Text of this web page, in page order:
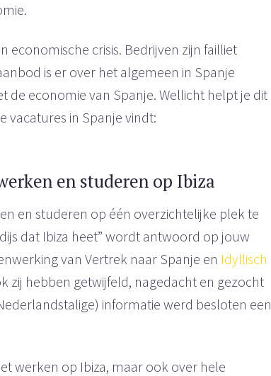
economische crisis. Bedrijven zijn failliet
is er over het algemeen in Spanje
de economie van Spanje. Wellicht helpt je dit
vacatures in Spanje vindt:
en studeren op Ibiza
en studeren op één overzichtelijke plek te
dat Ibiza heet” wordt antwoord op jouw
van Vertrek naar Spanje en Idyllisch
zij hebben getwijfeld, nagedacht en gezocht
informatie werd besloten een
werken op Ibiza, maar ook over hele